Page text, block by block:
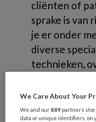
cliënten of
sprake is van
je er onder
diverse
technieken,
risicovoeten
de zorg.
We Care About Your
We and our889 partners
data or unique identifiers, on